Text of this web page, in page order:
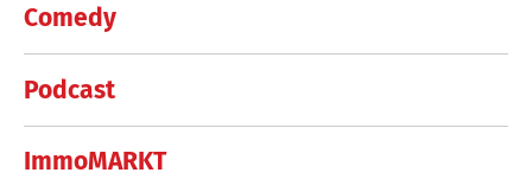
Comedy
Podcast
ImmoMARKT